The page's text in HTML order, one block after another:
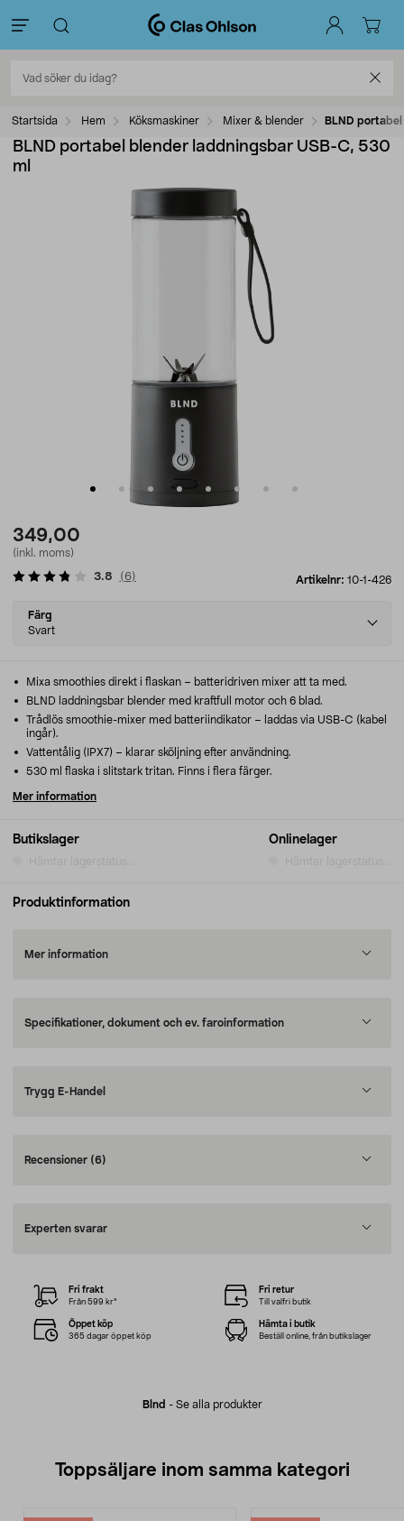
Startsida Hem Köksmaskiner Mixer & blender BLND
BLND portabel blender laddningsbar USB-C, 530
ml
349,00
(inkl. moms)
Artikelnr: 10-1-426
3.8 (6)
Select
variant
Färg
Svart
Butikslager Onlinelager
Mixa smoothies direkt i flaskan – batteridriven mixer att ta med.
BLND laddningsbar blender med kraftfull motor och 6 blad.
Trådlös smoothie-mixer med batteriindikator – laddas via USB-C (kabel
ingår).
Vattentålig (IPX7) – klarar sköljning efter användning.
530 ml flaska i slitstark tritan. Finns i flera färger.
Mer information
Produktinformation
Mer information
Specifikationer, dokument och ev. faroinformation
Trygg E-Handel
Recensioner (6)
Experten svarar
Blnd - Se alla produkter
Fri frakt
Från 599 kr*
Fri retur
Till valfri butik
Öppet köp
365 dagar öppet köp
Hämta i butik
Beställ online, från butikslager
Toppsäljare inom samma kategori